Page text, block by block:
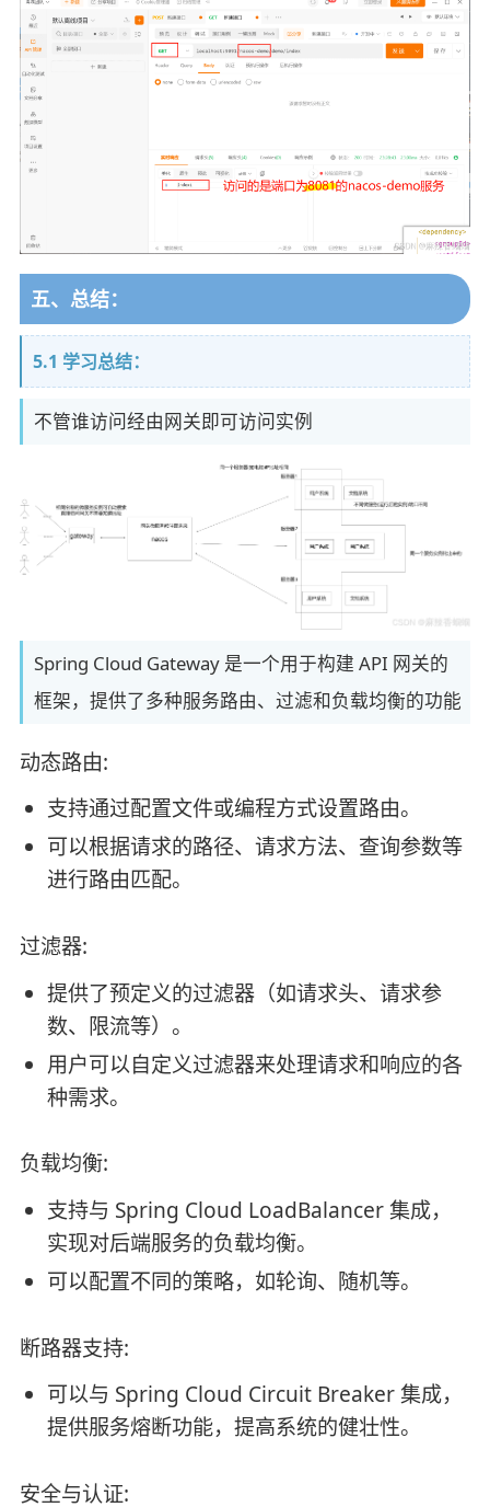
五、总结：
5.1 学习总结：
不管谁访问经由网关即可访问实例
Spring Cloud Gateway 是一个用于构建 API 网关的
框架，提供了多种服务路由、过滤和负载均衡的功能
动态路由:
支持通过配置文件或编程方式设置路由。
可以根据请求的路径、请求方法、查询参数等
进行路由匹配。
过滤器:
提供了预定义的过滤器（如请求头、请求参
数、限流等）。
用户可以自定义过滤器来处理请求和响应的各
种需求。
负载均衡:
支持与 Spring Cloud LoadBalancer 集成，
实现对后端服务的负载均衡。
可以配置不同的策略，如轮询、随机等。
断路器支持:
可以与 Spring Cloud Circuit Breaker 集成，
提供服务熔断功能，提高系统的健壮性。
安全与认证: